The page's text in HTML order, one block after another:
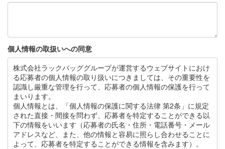
個人情報の取扱いへの同意
株式会社ラックバッググループが運営するウェブサイトにおけ
る応募者の個人情報の取り扱いにつきましては、その重要性を
認識し厳重な管理を行って、応募者の個人情報の保護を行って
まいります。
個人情報とは、「個人情報の保護に関する法律 第2条」に規定
された直接・間接を問わず、応募者を特定することができる以
下の情報をいいます（応募者の氏名・住所・電話番号・メール
アドレスなど、また、他の情報と容易に照らし合わせることに
よって、応募者を特定することができる情報を含みます）。